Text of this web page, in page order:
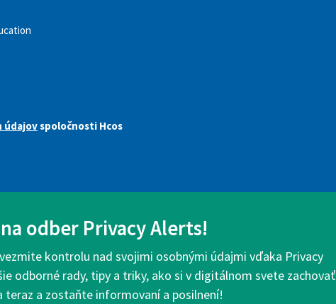
údajovspoločnosti Hcos
odber Privacy Alerts!
kontrolu nad svojimi osobnými údajmi vďaka Privacy
odborné rady, tipy a triky, ako si v digitálnom svete zachovať
teraz a zostaňte informovaní a posilnení!